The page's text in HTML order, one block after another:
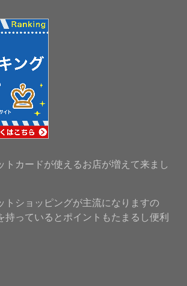
トカードが使えるお店が増えて来まし
トショッピングが主流になりますの
持っているとポイントもたまるし便利